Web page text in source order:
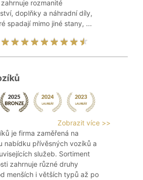
rozmanité
doplňky a náhradní díly,
spadají mimo jiné stany, ...
Zobrazit více >>
je firma zaměřená na
nabídku přívěsných vozíků a
služeb. Sortiment
zahrnuje různé druhy
menších i větších typů až po